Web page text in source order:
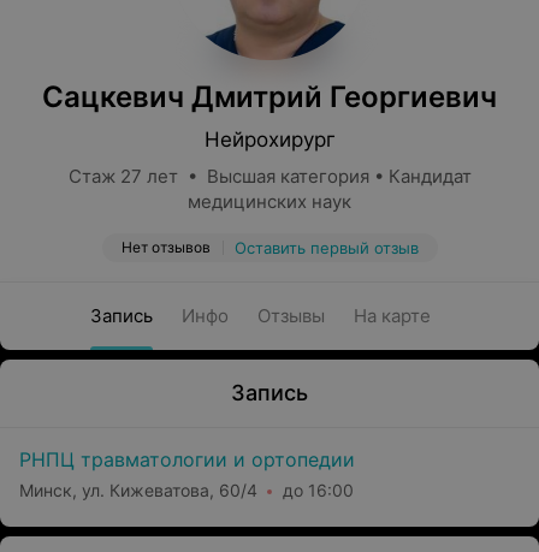
Сацкевич Дмитрий Георгиевич
Нейрохирург
Стаж 27 лет • Высшая категория • Кандидат
медицинских наук
Нет отзывов Оставить первый отзыв
Запись Инфо Отзывы На карте
Запись
РНПЦ травматологии и ортопедии
Минск, ул. Кижеватова, 60/4 до 16:00